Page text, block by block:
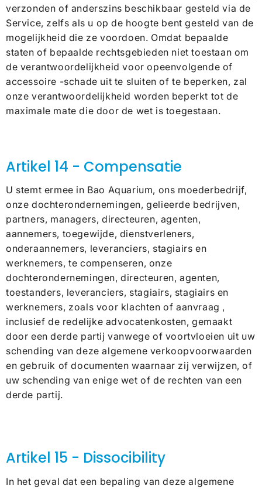
verzonden of anderszins beschikbaar gesteld via de
Service, zelfs als u op de hoogte bent gesteld van de
mogelijkheid die ze voordoen. Omdat bepaalde
staten of bepaalde rechtsgebieden niet toestaan ​​om
de verantwoordelijkheid voor opeenvolgende of
accessoire -schade uit te sluiten of te beperken, zal
onze verantwoordelijkheid worden beperkt tot de
maximale mate die door de wet is toegestaan.
Artikel 14 - Compensatie
U stemt ermee in Bao Aquarium, ons moederbedrijf,
onze dochterondernemingen, gelieerde bedrijven,
partners, managers, directeuren, agenten,
aannemers, toegewijde, dienstverleners,
onderaannemers, leveranciers, stagiairs en
werknemers, te compenseren, onze
dochterondernemingen, directeuren, agenten,
toestanders, leveranciers, stagiairs, stagiairs en
werknemers, zoals voor klachten of aanvraag ,
inclusief de redelijke advocatenkosten, gemaakt
door een derde partij vanwege of voortvloeien uit uw
schending van deze algemene verkoopvoorwaarden
en gebruik of documenten waarnaar zij verwijzen, of
uw schending van enige wet of de rechten van een
derde partij.
Artikel 15 - Dissocibility
In het geval dat een bepaling van deze algemene